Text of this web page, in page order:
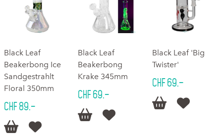
Black Leaf
Beakerbong Ice
Sandgestrahlt
Floral 350mm
CHF 89.–
 
Black Leaf
Beakerbong
Krake 345mm
CHF 69.–
 
Black Leaf 'Big
Twister'
CHF 69.–
 